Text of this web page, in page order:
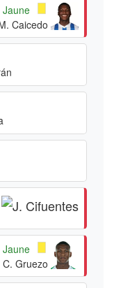
Jaune
Caicedo
Jaune
C. Gruezo